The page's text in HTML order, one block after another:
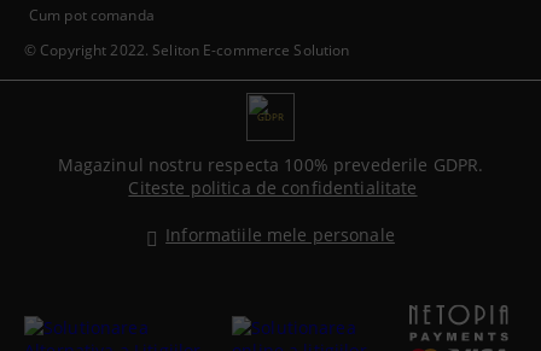
© Copyright 2022. Seliton E-commerce Solution
Cum pot comanda
GDPR
Magazinul nostru respecta 100% prevederile GDPR.
Citeste politica de confidentialitate
Informatiile mele personale